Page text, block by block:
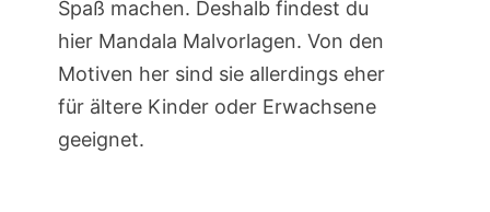
Spaß machen. Deshalb findest du
hier Mandala Malvorlagen. Von den
Motiven her sind sie allerdings eher
für ältere Kinder oder Erwachsene
geeignet.